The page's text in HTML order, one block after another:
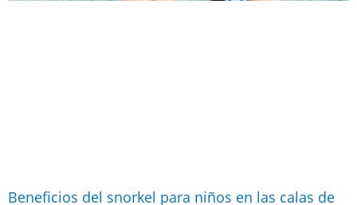
Beneficios del snorkel para niños en las calas de